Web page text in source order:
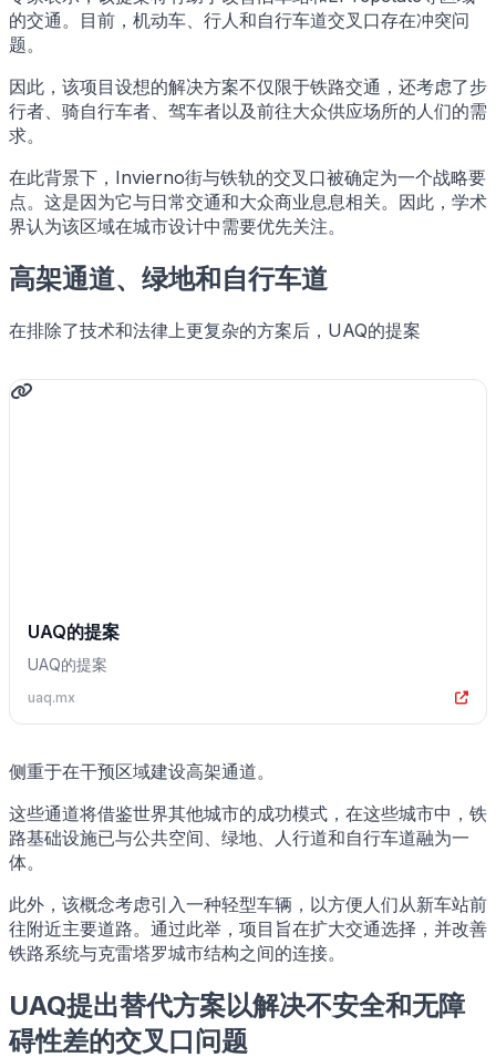
的交通。目前，机动车、行人和自行车道交叉口存在冲突问
题。
因此，该项目设想的解决方案不仅限于铁路交通，还考虑了步
行者、骑自行车者、驾车者以及前往大众供应场所的人们的需
求。
在此背景下，Invierno街与铁轨的交叉口被确定为一个战略要
点。这是因为它与日常交通和大众商业息息相关。因此，学术
界认为该区域在城市设计中需要优先关注。
高架通道、绿地和自行车道
在排除了技术和法律上更复杂的方案后，UAQ的提案
UAQ的提案
UAQ的提案
uaq.mx
侧重于在干预区域建设高架通道。
这些通道将借鉴世界其他城市的成功模式，在这些城市中，铁
路基础设施已与公共空间、绿地、人行道和自行车道融为一
体。
此外，该概念考虑引入一种轻型车辆，以方便人们从新车站前
往附近主要道路。通过此举，项目旨在扩大交通选择，并改善
铁路系统与克雷塔罗城市结构之间的连接。
UAQ提出替代方案以解决不安全和无障
碍性差的交叉口问题